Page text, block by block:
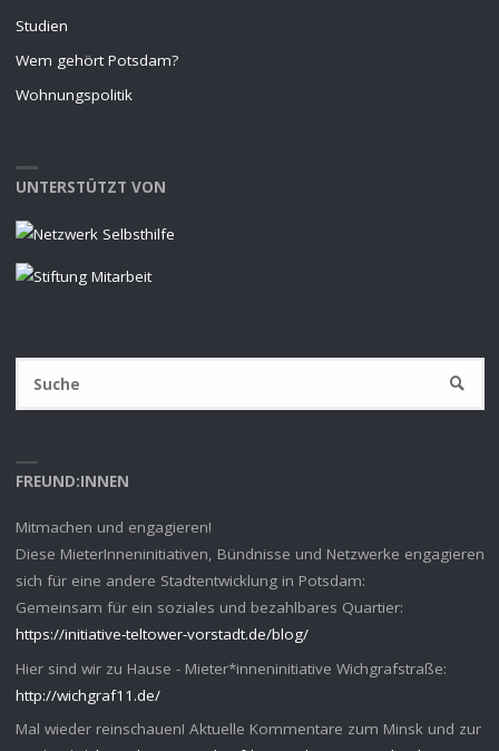
Studien
Wem gehört Potsdam?
Wohnungspolitik
UNTERSTÜTZT VON
SUCHE
FREUND:INNEN
Mitmachen und engagieren!
Diese MieterInneninitiativen, Bündnisse und Netzwerke engagieren
sich für eine andere Stadtentwicklung in Potsdam:
Gemeinsam für ein soziales und bezahlbares Quartier:
https://initiative-teltower-vorstadt.de/blog/
Hier sind wir zu Hause - Mieter*inneninitiative Wichgrafstraße:
http://wichgraf11.de/
Mal wieder reinschauen! Aktuelle Kommentare zum Minsk und zur